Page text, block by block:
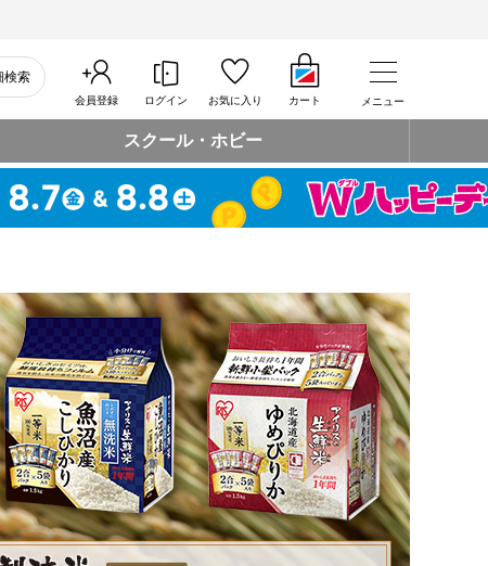
検索
会員登録 ログイン お気に入り カート メニュー
スクール・ホビー